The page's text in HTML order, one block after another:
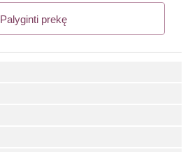
Palyginti prekę